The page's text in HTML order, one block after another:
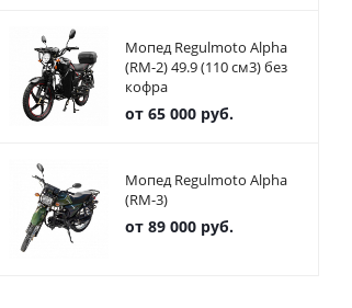
Мопед Regulmoto Alpha
(RM-2) 49.9 (110 см3) без
кофра
от 65 000 руб.
Мопед Regulmoto Alpha
(RM-3)
от 89 000 руб.